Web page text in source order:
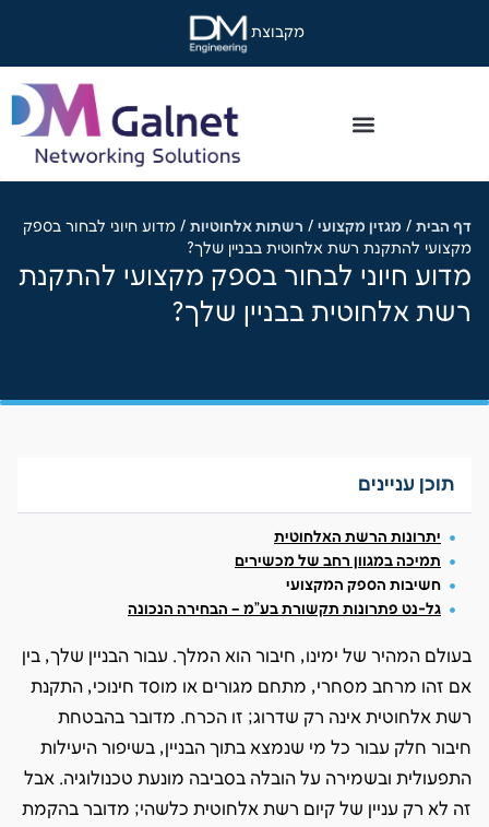
מקבוצת
דף הבית / מגזין מקצועי / רשתות אלחוטיות / מדוע חיוני לבחור בספק
מקצועי להתקנת רשת אלחוטית בבניין שלך?
מדוע חיוני לבחור בספק מקצועי להתקנת
רשת אלחוטית בבניין שלך?
תוכן עניינים
יתרונות הרשת האלחוטית
תמיכה במגוון רחב של מכשירים
חשיבות הספק המקצועי
גל-נט פתרונות תקשורת בע"מ – הבחירה הנכונה
בעולם המהיר של ימינו, חיבור הוא המלך. עבור הבניין שלך, בין
אם זהו מרחב מסחרי, מתחם מגורים או מוסד חינוכי, התקנת
רשת אלחוטית אינה רק שדרוג; זו הכרח. מדובר בהבטחת
חיבור חלק עבור כל מי שנמצא בתוך הבניין, בשיפור היעילות
התפעולית ובשמירה על הובלה בסביבה מונעת טכנולוגיה. אבל
זה לא רק עניין של קיום רשת אלחוטית כלשהי; מדובר בהקמת